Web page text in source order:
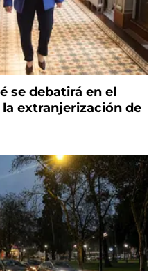
se debatirá en el
extranjerización de